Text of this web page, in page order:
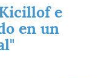
e
en un